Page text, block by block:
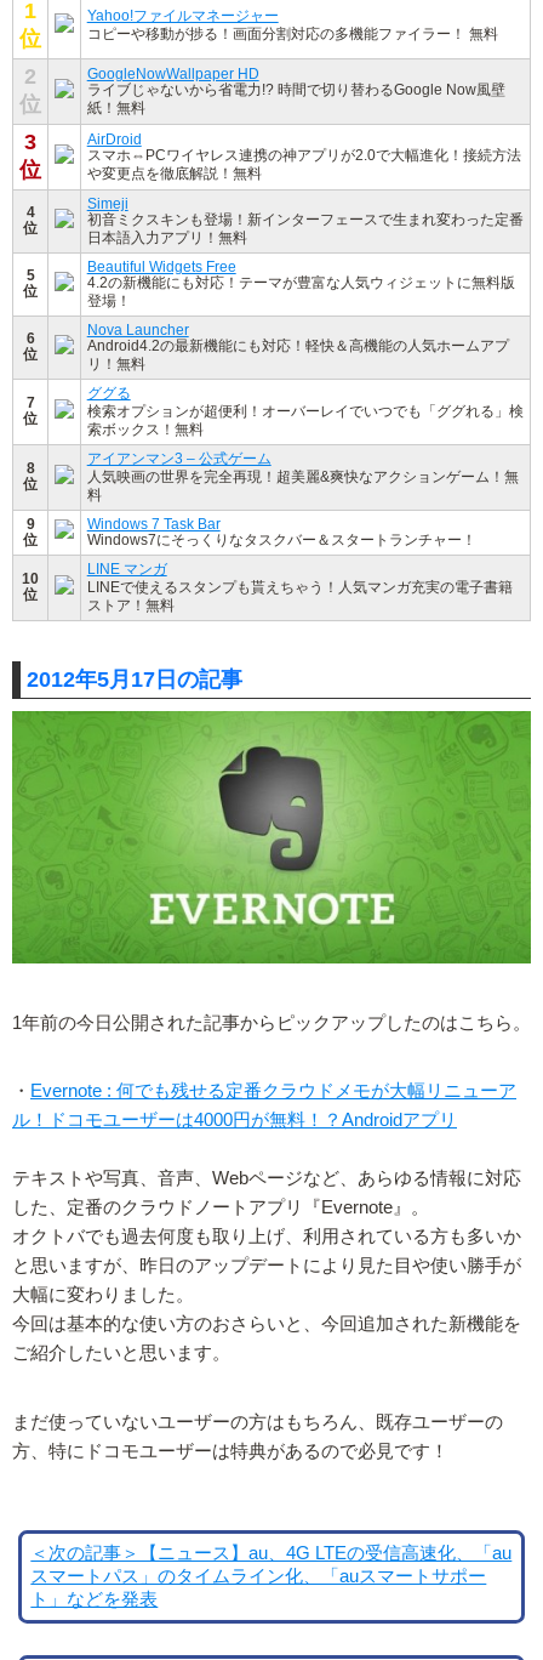
1
位
Yahoo!ファイルマネージャー
コピーや移動が捗る！画面分割対応の多機能ファイラー！ 無料
2
位
GoogleNowWallpaper HD
ライブじゃないから省電力!? 時間で切り替わるGoogle Now風壁
紙！無料
3
位
AirDroid
スマホ⇔PCワイヤレス連携の神アプリが2.0で大幅進化！接続方法
や変更点を徹底解説！無料
4
位
Simeji
初音ミクスキンも登場！新インターフェースで生まれ変わった定番
日本語入力アプリ！無料
5
位
Beautiful Widgets Free
4.2の新機能にも対応！テーマが豊富な人気ウィジェットに無料版
登場！
6
位
Nova Launcher
Android4.2の最新機能にも対応！軽快＆高機能の人気ホームアプ
リ！無料
7
位
ググる
検索オプションが超便利！オーバーレイでいつでも「ググれる」検
索ボックス！無料
8
位
アイアンマン3 – 公式ゲーム
人気映画の世界を完全再現！超美麗&爽快なアクションゲーム！無
料
9
位
Windows 7 Task Bar
Windows7にそっくりなタスクバー＆スタートランチャー！
10
位
LINE マンガ
LINEで使えるスタンプも貰えちゃう！人気マンガ充実の電子書籍
ストア！無料
2012年5月17日の記事
1年前の今日公開された記事からピックアップしたのはこちら。
・ Evernote : 何でも残せる定番クラウドメモが大幅リニューア
ル！ドコモユーザーは4000円が無料！？Androidアプリ
テキストや写真、音声、Webページなど、あらゆる情報に対応
した、定番のクラウドノートアプリ『Evernote』。
オクトバでも過去何度も取り上げ、利用されている方も多いか
と思いますが、昨日のアップデートにより見た目や使い勝手が
大幅に変わりました。
今回は基本的な使い方のおさらいと、今回追加された新機能を
ご紹介したいと思います。
まだ使っていないユーザーの方はもちろん、既存ユーザーの
方、特にドコモユーザーは特典があるので必見です！
＜次の記事＞【ニュース】au、4G LTEの受信高速化、「au
スマートパス」のタイムライン化、「auスマートサポー
ト」などを発表